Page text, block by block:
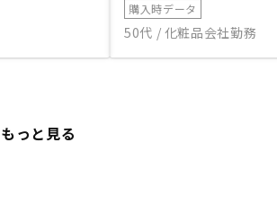
購入時データ
50代 / 化粧品会社勤務
もっと見る